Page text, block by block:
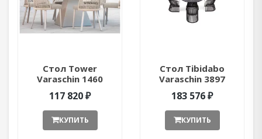
Стол Tower
Varaschin 1460
ant377052
117 820 ₽
КУПИТЬ
Стол Tibidabo
Varaschin 3897
ant377051
183 576 ₽
КУПИТЬ